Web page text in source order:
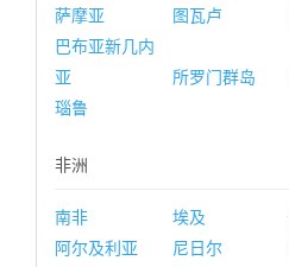
萨摩亚
图瓦卢
巴布亚新几内
亚
所罗门群岛
瑙鲁
非洲
南非 埃及
阿尔及利亚
尼日尔